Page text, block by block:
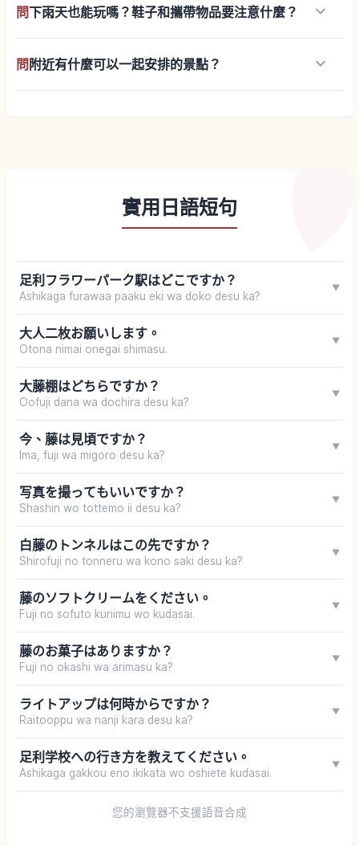
問下雨天也能玩嗎？鞋子和攜帶物品要注意什麼？ keyboard_arrow_down
問 附近有什麼可以一起安排的景點？ keyboard_arrow_down
實用日語短句
足利フラワーパーク駅はどこですか？
Ashikaga furawaa paaku eki wa doko desu ka?
▼
大人二枚お願いします。
Otona nimai onegai shimasu.
▼
大藤棚はどちらですか？
Oofuji dana wa dochira desu ka?
▼
今、藤は見頃ですか？
Ima, fuji wa migoro desu ka?
▼
写真を撮ってもいいですか？
Shashin wo tottemo ii desu ka?
▼
白藤のトンネルはこの先ですか？
Shirofuji no tonneru wa kono saki desu ka?
▼
藤のソフトクリームをください。
Fuji no sofuto kuriimu wo kudasai.
▼
藤のお菓子はありますか？
Fuji no okashi wa arimasu ka?
▼
ライトアップは何時からですか？
Raitooppu wa nanji kara desu ka?
▼
足利学校への行き方を教えてください。
Ashikaga gakkou eno ikikata wo oshiete kudasai.
▼
您的瀏覽器不支援語音合成